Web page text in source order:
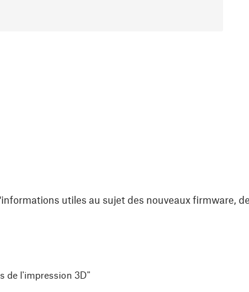
utiles au sujet des nouveaux firmware,
de l'impression 3D"